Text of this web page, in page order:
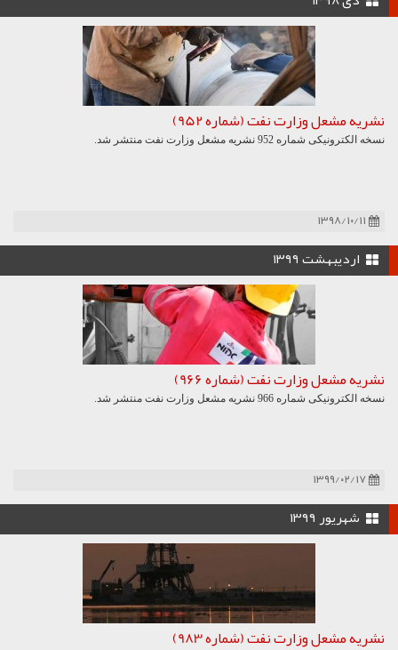
نشریه مشعل وزارت نفت (شماره 952)
نسخه الکترونیکی شماره 952 نشریه مشعل وزارت نفت منتشر شد.
۱۳۹۸/۱۰/۱۱
اردیبهشت ۱۳۹۹
نشریه مشعل وزارت نفت (شماره 966)
نسخه الکترونیکی شماره 966 نشریه مشعل وزارت نفت منتشر شد.
۱۳۹۹/۰۲/۱۷
شهریور ۱۳۹۹
نشریه مشعل وزارت نفت (شماره 983)